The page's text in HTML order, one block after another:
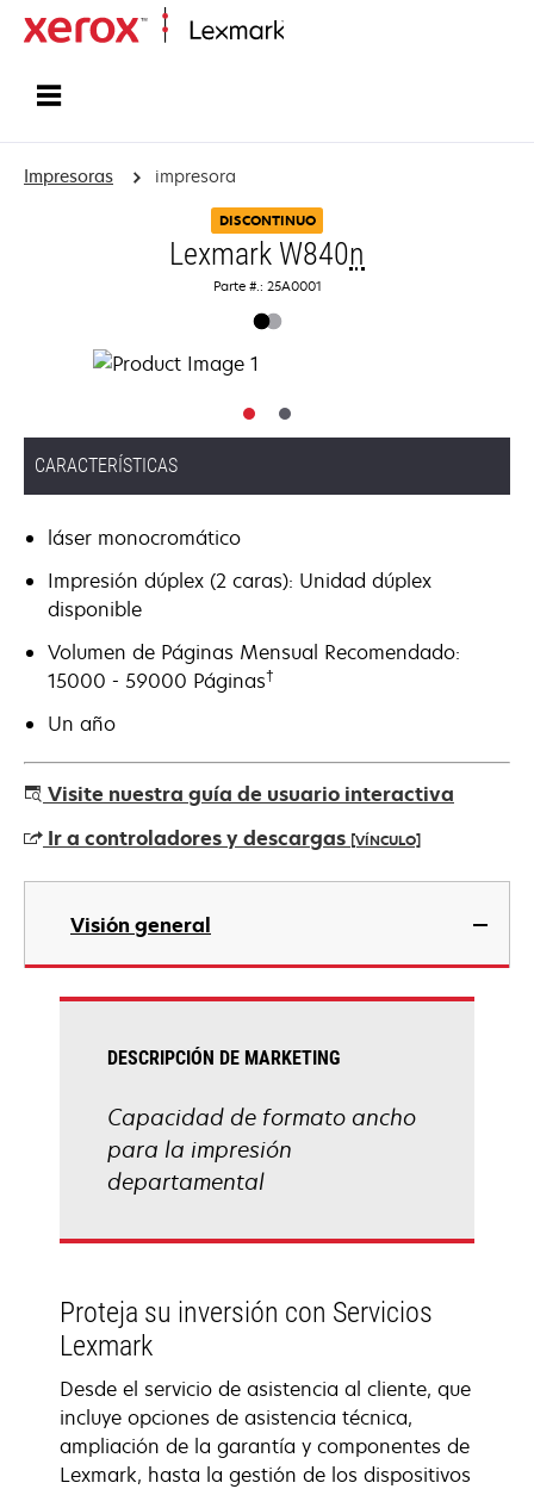
Impresoras impresora
DISCONTINUO
Lexmark W840n
Parte #.: 25A0001
CARACTERÍSTICAS
láser monocromático
Impresión dúplex (2 caras): Unidad dúplex
disponible
Volumen de Páginas Mensual Recomendado:
15000 - 59000 Páginas†
Un año
Visite nuestra guía de usuario interactiva
Ir a controladores y descargas [VÍNCULO]
se
una
pestaña
Visión general
DESCRIPCIÓN DE MARKETING
Capacidad de formato ancho
para la impresión
departamental
Proteja su inversión con Servicios
Lexmark
Desde el servicio de asistencia al cliente, que
incluye opciones de asistencia técnica,
ampliación de la garantía y componentes de
Lexmark, hasta la gestión de los dispositivos